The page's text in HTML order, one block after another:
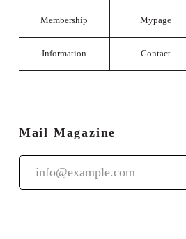
Membership Mypage
Information Contact
Mail Magazine